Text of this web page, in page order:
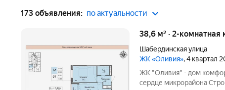
173 объявления: по актуальности
38,6 м² · 2-
Шабердинская улица
ЖК «Оливия», 4 квартал
ЖК "Оливия" - дом
сердце микрорайона